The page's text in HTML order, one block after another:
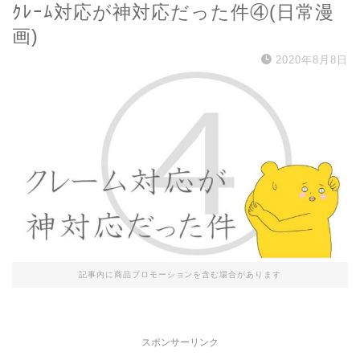
ｸﾚｰﾑ対応が神対応だった件④(日常漫
画)
2020年8月8日
記事内に商品プロモーションを含む場合があります
スポンサーリンク